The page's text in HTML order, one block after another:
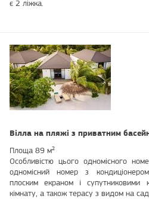
є 2 ліжка.
Вілла на пляжі з приватним
Площа 89 м²
Особливістю цього одномісного
одномісний номер з
плоским екраном і
кімнату, а також терасу з видом на